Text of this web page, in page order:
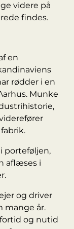
videre på
findes.
en
rødder i en
Munke
porteføljen,
aflæses i
og driver
mange år.
og nutid